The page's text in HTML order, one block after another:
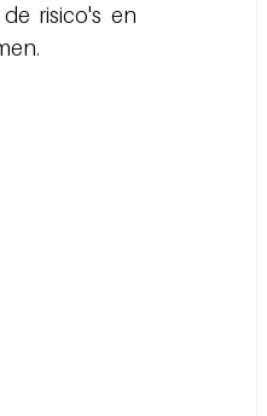
risico's en